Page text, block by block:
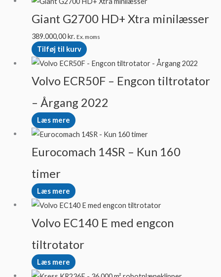
Giant G2700 HD+ Xtra minilæsser
389.000,00kr. Ex. moms
Tilføj til kurv
Volvo ECR50F – Engcon tiltrotator
– Årgang 2022
Læs mere
Eurocomach 14SR – Kun 160
timer
Læs mere
Volvo EC140 E med engcon
tiltrotator
Læs mere